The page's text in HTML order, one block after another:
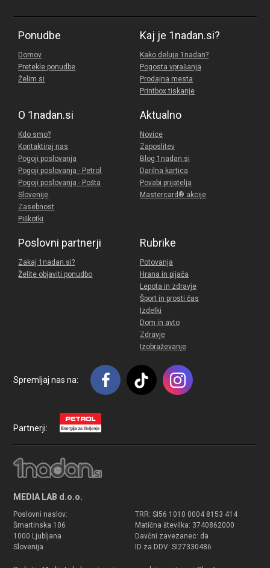
Ponudbe
Domov
Pretekle ponudbe
Želim si
Kaj je 1nadan.si?
Kako deluje 1nadan?
Pogosta vprašanja
Prodajna mesta
Printbox tiskanje
O 1nadan.si
Kdo smo?
Kontaktiraj nas
Pogoji poslovanja
Pogoji poslovanja - Petrol
Pogoji poslovanja - Pošta
Slovenije
Zasebnost
Piškotki
Aktualno
Novice
Zaposlitev
Blog 1nadan.si
Darilna kartica
Povabi prijatelja
Mastercard® akcije
Poslovni partnerji
Zakaj 1nadan.si?
Želite objaviti ponudbo
Rubrike
Potovanja
Hrana in pijača
Lepota in zdravje
Šport in prosti čas
Izdelki
Dom in avto
Zdravje
Izobraževanje
Spremljaj nas na:
Partnerji:
MEDIA LAB d.o.o.
Poslovni naslov:
Šmartinska 106
1000 Ljubljana
Slovenija
TRR: SI56 1010 0004 8153 414
Matična številka: 3740862000
Davčni zavezanec: da
ID za DDV: SI27330486